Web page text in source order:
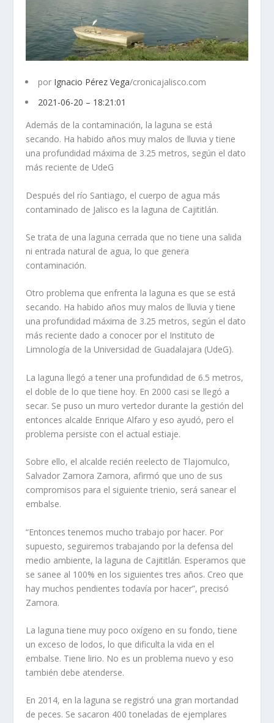
por Ignacio Pérez Vega/cronicajalisco.com
2021-06-20 – 18:21:01
Además de la contaminación, la laguna se está
secando. Ha habido años muy malos de lluvia y tiene
una profundidad máxima de 3.25 metros, según el dato
más reciente de UdeG
Después del río Santiago, el cuerpo de agua más
contaminado de Jalisco es la laguna de Cajititlán.
Se trata de una laguna cerrada que no tiene una salida
ni entrada natural de agua, lo que genera
contaminación.
Otro problema que enfrenta la laguna es que se está
secando. Ha habido años muy malos de lluvia y tiene
una profundidad máxima de 3.25 metros, según el dato
más reciente dado a conocer por el Instituto de
Limnología de la Universidad de Guadalajara (UdeG).
La laguna llegó a tener una profundidad de 6.5 metros,
el doble de lo que tiene hoy. En 2000 casi se llegó a
secar. Se puso un muro vertedor durante la gestión del
entonces alcalde Enrique Alfaro y eso ayudó, pero el
problema persiste con el actual estiaje.
Sobre ello, el alcalde recién reelecto de Tlajomulco,
Salvador Zamora Zamora, afirmó que uno de sus
compromisos para el siguiente trienio, será sanear el
embalse.
“Entonces tenemos mucho trabajo por hacer. Por
supuesto, seguiremos trabajando por la defensa del
medio ambiente, la laguna de Cajititlán. Esperamos que
se sanee al 100% en los siguientes tres años. Creo que
hay muchos pendientes todavía por hacer”, precisó
Zamora.
La laguna tiene muy poco oxígeno en su fondo, tiene
un exceso de lodos, lo que dificulta la vida en el
embalse. Tiene lirio. No es un problema nuevo y eso
también debe atenderse.
En 2014, en la laguna se registró una gran mortandad
de peces. Se sacaron 400 toneladas de ejemplares